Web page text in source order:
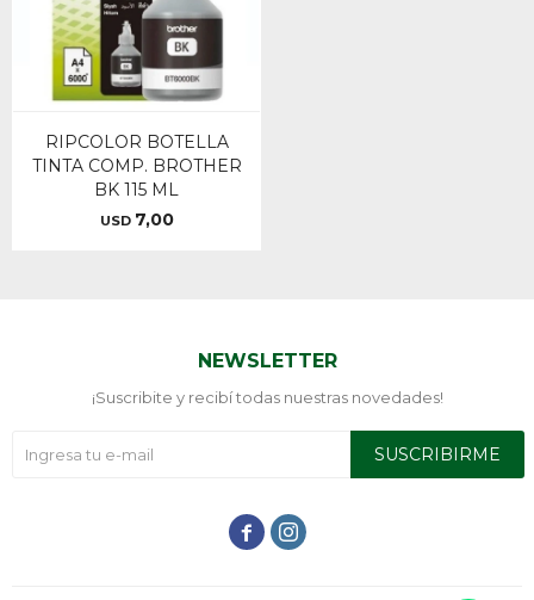
RIPCOLOR BOTELLA
TINTA COMP. BROTHER
BK 115 ML
USD 7,00
NEWSLETTER
¡Suscribite y recibí todas nuestras novedades!
SUSCRIBIRME
 